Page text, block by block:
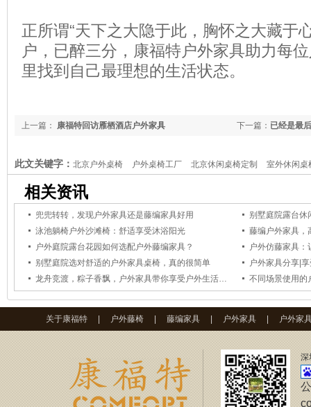
正所谓“天下之大隐于此，胸怀之大藏于
户，已醉三分，康福特户外家具助力每
里找到自己最理想的生活状态。
下一篇： 已经是最
上一篇： 康福特回访雁栖酒店户外家具
此文关键字： 北京户外桌椅 户外桌椅工厂 北京休闲桌椅定制 室外休闲桌
相关资讯
兜兜转转，发现户外家具还是藤编家具好用
别墅庭院露台休
泳池躺椅户外沙滩椅：舒适享受沐浴阳光
藤编户外家具，
户外庭院露台花园如何选配户外藤编家具？
户外仿藤家具
别墅庭院选对舒适的户外家具桌椅，真的很简单
户外家具分享|
龙舟竞渡，粽子香飘，户外家具带你享受户外生活更能突显节日气氛
不同场景使用的
关于康福特 户外藤椅 藤编家具 户外家具 户外家
深